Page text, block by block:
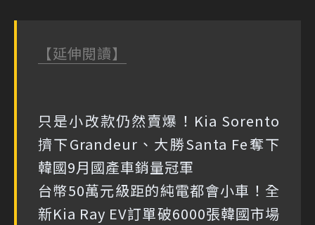
【延伸閱讀】
只是小改款仍然賣爆！Kia Sorento
擠下Grandeur、大勝Santa Fe奪下
韓國9月國產車銷量冠軍
台幣50萬元級距的純電都會小車！全
新Kia Ray EV訂單破6000張韓國市場